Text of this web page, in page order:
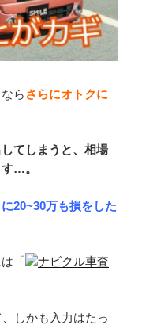
ら さらにオトクに
てしまうと、相場
…。
20~30万も損をした
「
ナビクル車査
しかも入力はたっ